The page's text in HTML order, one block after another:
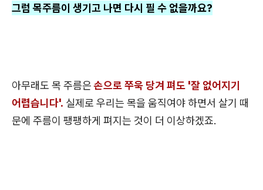
그럼 목주름이 생기고 나면 다시 필 수 없을까요?
아무래도 목 주름은손으로 쭈욱 당겨 펴도 '잘 없어지기
어렵습니다'. 실제로 우리는 목을 움직여야 하면서 살기 때
문에 주름이 팽팽하게 펴지는 것이 더 이상하겠죠.